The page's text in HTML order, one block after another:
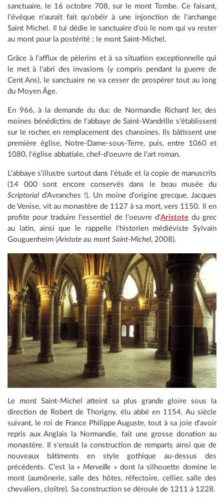
sanctuaire, le 16 octobre 708, sur le mont Tombe. Ce faisant,
l'évêque n'aurait fait qu'obéir à une injonction de l'archange
Saint Michel. Il lui dédie le sanctuaire d'où le nom qui va rester
au mont pour la postérité : le mont Saint-Michel.
Grâce à l'afflux de pèlerins et à sa situation exceptionnelle qui
le met à l'abri des invasions (y compris pendant la guerre de
Cent Ans), le sanctuaire ne va cesser de prospérer tout au long
du Moyen Âge.
En 966, à la demande du duc de Normandie Richard Ier, des
moines bénédictins de l'abbaye de Saint-Wandrille s'établissent
sur le rocher, en remplacement des chanoines. Ils bâtissent une
première église, Notre-Dame-sous-Terre, puis, entre 1060 et
1080, l'église abbatiale, chef-d'oeuvre de l'art roman.
L'abbaye s'illustre surtout dans l'étude et la copie de manuscrits
(14 000 sont encore conservés dans le beau musée du
Scriptorial d'Avranches !). Un moine d'origine grecque, Jacques
de Venise, vit au monastère de 1127 à sa mort, vers 1150. Il en
profite pour traduire l'essentiel de l'oeuvre d'Aristote du grec
au latin, ainsi que le rappelle l'historien médiéviste Sylvain
Gouguenheim (Aristote au mont Saint-Michel, 2008).
Le mont Saint-Michel atteint sa plus grande gloire sous la
direction de Robert de Thorigny, élu abbé en 1154. Au siècle
suivant, le roi de France Philippe Auguste, tout à sa joie d'avoir
repris aux Anglais la Normandie, fait une grosse donation au
monastère. Il s'ensuit la construction de remparts ainsi que de
nouveaux bâtiments en style gothique au-dessus des
précédents. C'est la « Merveille » dont la silhouette domine le
mont (aumônerie, salle des hôtes, réfectoire, cellier, salle des
chevaliers, cloître). Sa construction se déroule de 1211 à 1228.